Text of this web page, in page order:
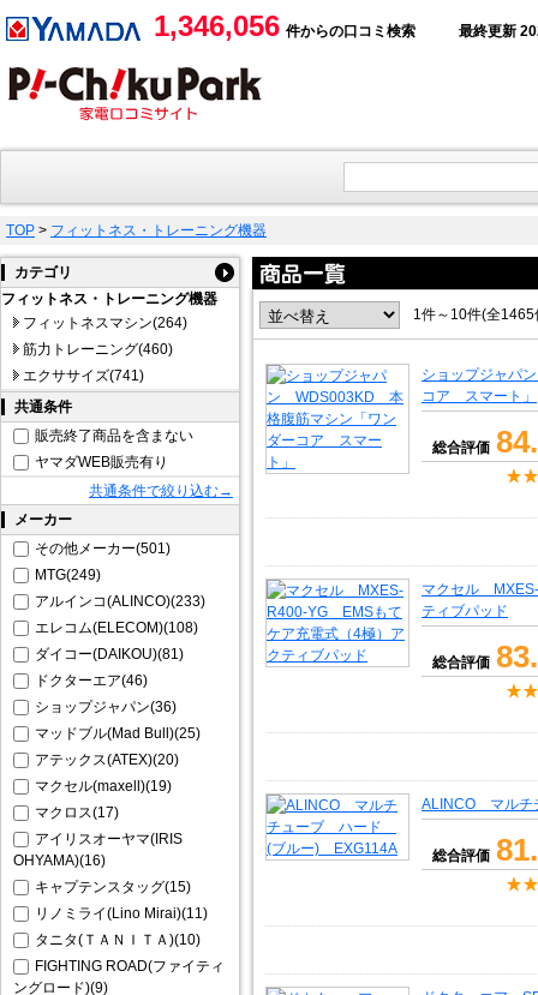
1,346,056 件からの口コミ検索 最終更新
TOP > フィットネス・トレーニング機器
カテゴリ
フィットネス・トレーニング機器
フィットネスマシン(264)
筋力トレーニング(460)
エクササイズ(741)
共通条件
販売終了商品を含まない
ヤマダWEB販売有り
共通条件で絞り込む→
メーカー
その他メーカー(501)
MTG(249)
アルインコ(ALINCO)(233)
エレコム(ELECOM)(108)
ダイコー(DAIKOU)(81)
ドクターエア(46)
ショップジャパン(36)
マッドブル(Mad Bull)(25)
アテックス(ATEX)(20)
マクセル(maxell)(19)
マクロス(17)
アイリスオーヤマ(IRIS
OHYAMA)(16)
キャプテンスタッグ(15)
リノミライ(Lino Mirai)(11)
タニタ(ＴＡＮＩＴＡ)(10)
FIGHTING ROAD(ファイティ
ングロード)(9)
1件～10件(全
ショップジャパ
コア スマート」
総合評価
マクセル
ティブパッド
総合評価
ALINCO マル
総合評価